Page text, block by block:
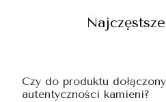
Czy do produktu
autentyczności kamieni?